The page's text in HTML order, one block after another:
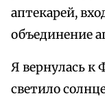
аптекарей,
объединение
Я вернулась
светило